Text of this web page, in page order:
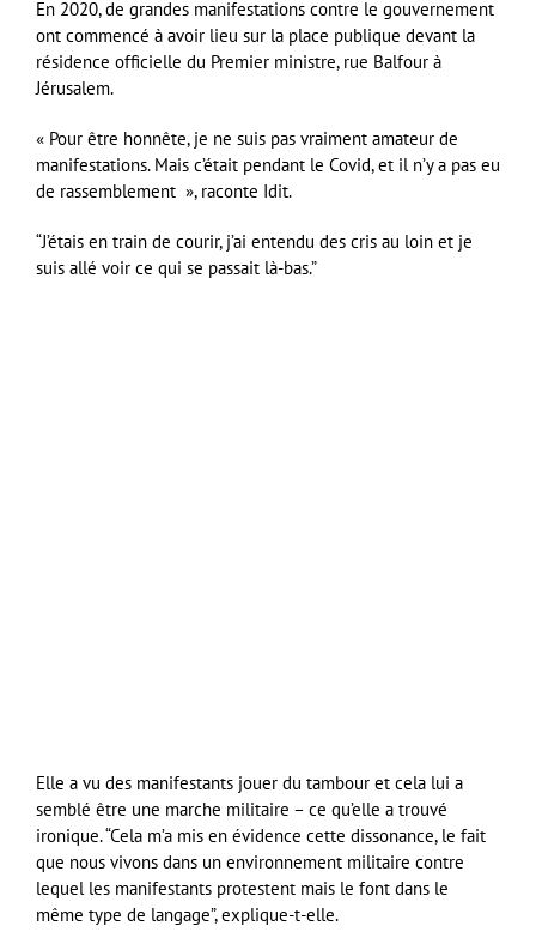
En 2020, de grandes manifestations contre le gouvernement
ont commencé à avoir lieu sur la place publique devant la
résidence officielle du Premier ministre, rue Balfour à
Jérusalem.
« Pour être honnête, je ne suis pas vraiment amateur de
manifestations. Mais c’était pendant le Covid, et il n’y a pas eu
de rassemblement », raconte Idit.
“J’étais en train de courir, j’ai entendu des cris au loin et je
suis allé voir ce qui se passait là-bas.”
Elle a vu des manifestants jouer du tambour et cela lui a
semblé être une marche militaire – ce qu’elle a trouvé
ironique. “Cela m’a mis en évidence cette dissonance, le fait
que nous vivons dans un environnement militaire contre
lequel les manifestants protestent mais le font dans le
même type de langage”, explique-t-elle.